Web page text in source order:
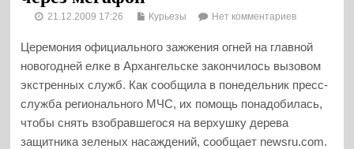
21.12.2009 17:26 Курьезы Нет комментариев
Церемония официального зажжения огней на главной
новогодней елке в Архангельске закончилось вызовом
экстренных служб. Как сообщила в понедельник пресс-
служба регионального МЧС, их помощь понадобилась,
чтобы снять взобравшегося на верхушку дерева
защитника зеленых насаждений, сообщает newsru.com.